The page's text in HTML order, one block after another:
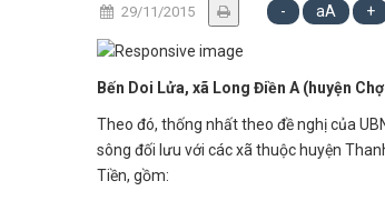
29/11/2015 - aA +
Bến Doi Lửa, xã Long Điền A (huyện
Theo đó, thống nhất theo đề nghị của
sông đối lưu với các xã thuộc huyện
Tiền, gồm: